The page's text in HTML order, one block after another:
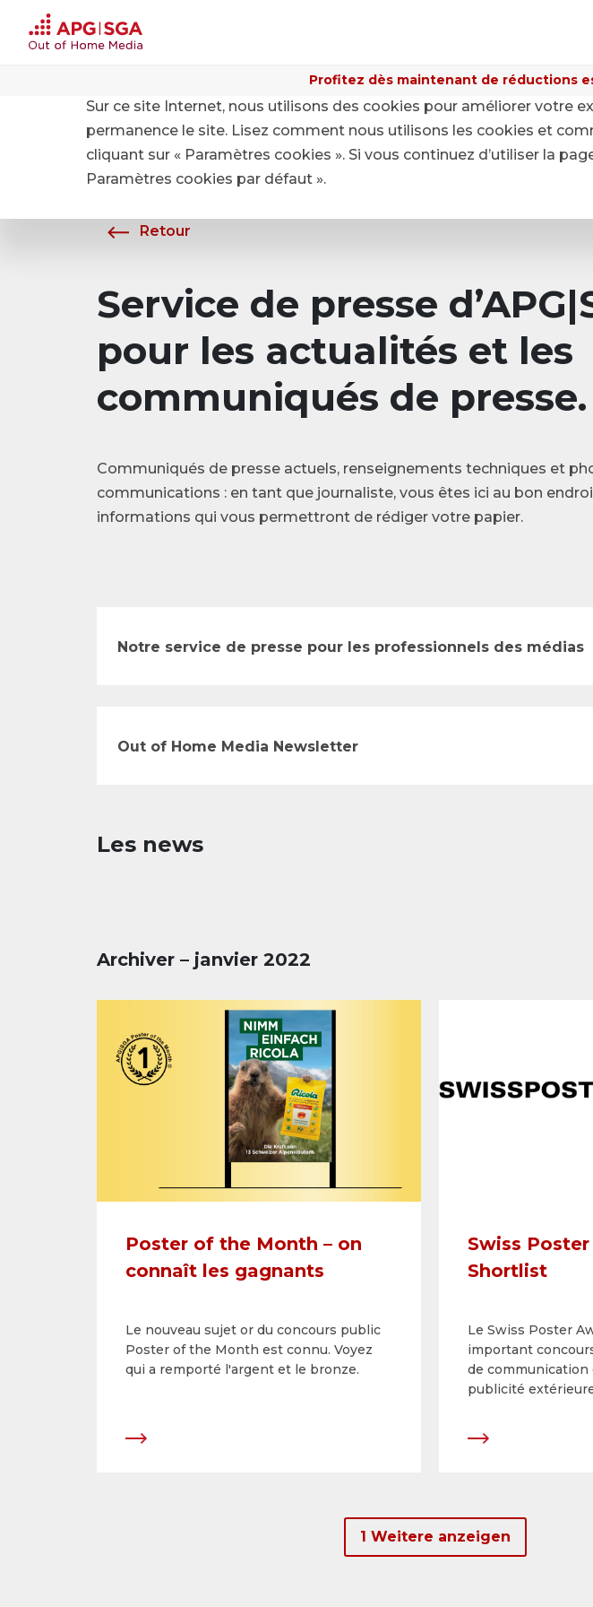
Profitez dès maintenant de réductions
A propos de APG|SGA
Retour
Service de presse
pour les actualités et les
communiqués de presse.
Communiqués de presse actuels, renseignements techniques et
communications : en tant que journaliste, vous êtes ici au bon
informations qui vous permettront de rédiger votre papier.
Notre service de presse pour les professionnels des médias
Out of Home Media Newsletter
Les news
Archiver – janvier 2022
Poster of the Month – on
connaît les gagnants
Le nouveau sujet or du concours public
Poster of the Month est connu. Voyez
qui a remporté l'argent et le bronze.
Swiss
Shortlist
Le Swiss Poster
important
de communication
publicité
de création tout
bon millésime :
le jury a
1 Weitere anzeigen
Sur ce site Internet, nous utilisons des cookies pour améliorer votre
permanence le site. Lisez comment nous utilisons les cookies et
cliquant sur « Paramètres cookies ». Si vous continuez d’utiliser la
Paramètres cookies par défaut ».